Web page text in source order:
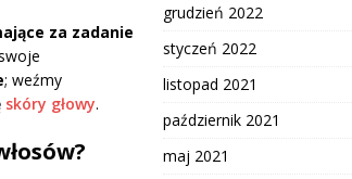
za zadanie
; weźmy
skóry głowy.
grudzień 2022
styczeń 2022
listopad 2021
październik 2021
maj 2021